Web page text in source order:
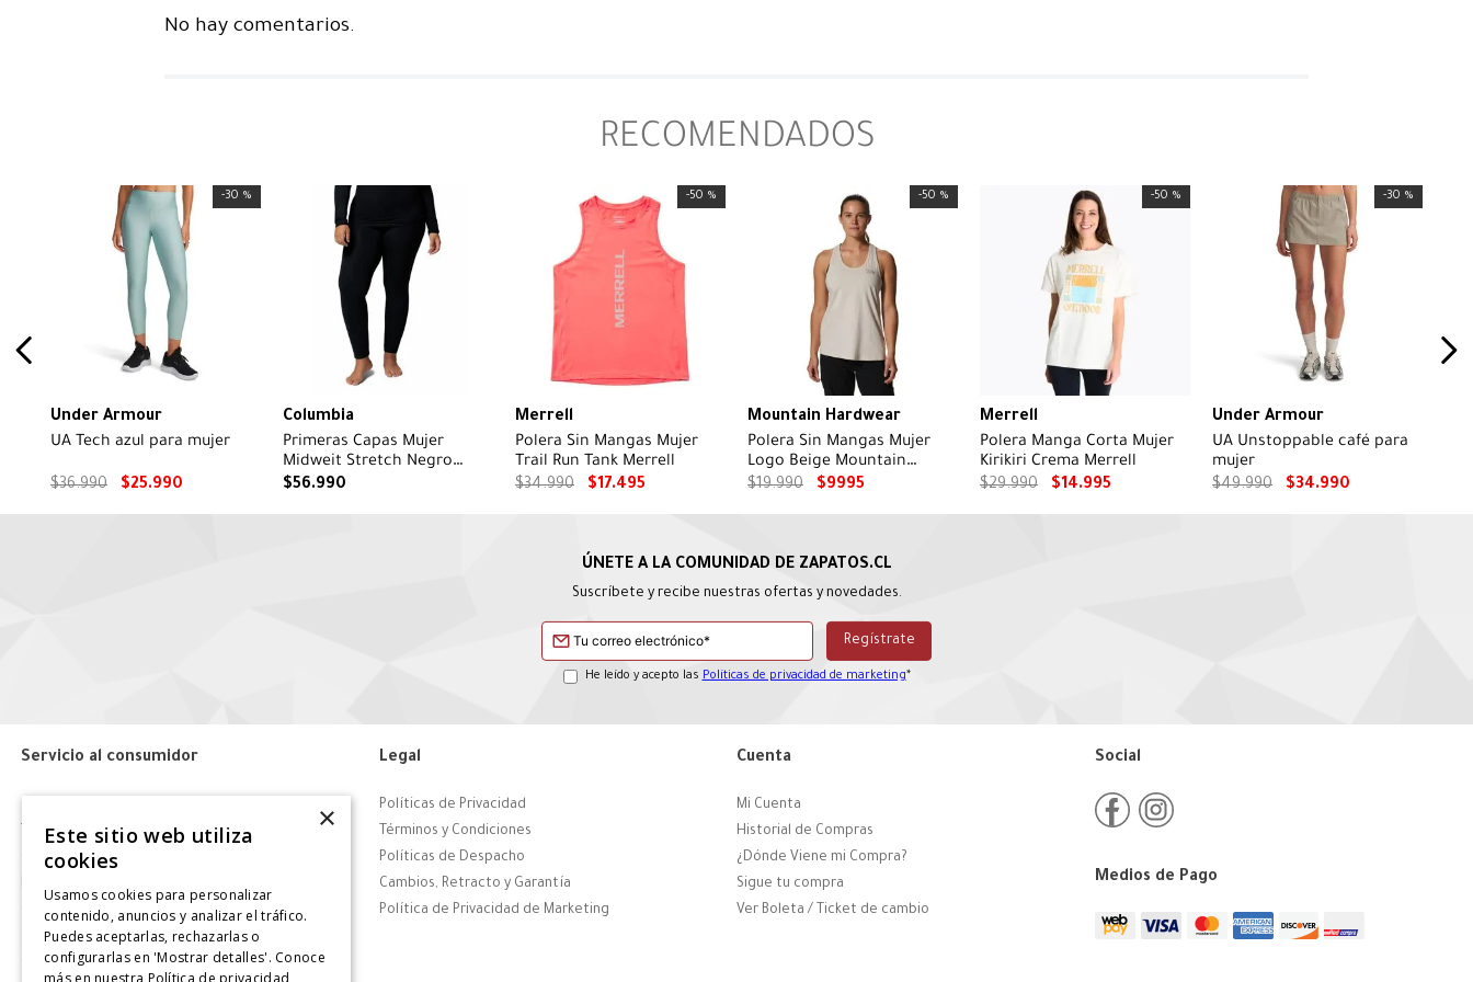
No hay comentarios.
RECOMENDADOS
-30 %
Under Armour
UA Tech azul para mujer
$36.990 $25.990
Columbia
Primeras Capas Mujer
Midweit Stretch Negro
Columbia
$56.990
-50 %
Merrell
Polera Sin Mangas Mujer
Trail Run Tank Merrell
$34.990 $17.495
-50 %
Mountain Hardwear
Polera Sin Mangas Mujer
Logo Beige Mountain
Hardwear
$19.990 $9995
-50 %
Merrell
Polera Manga Corta Mujer
Kirikiri Crema Merrell
$29.990 $14.995
-30 %
Under Armour
UA Unstoppable café para
mujer
$49.990 $34.990
Suscríbete y recibe nuestras ofertas y novedades.
He leído y acepto las Políticas de privacidad de marketing*
Servicio al consumidor
Tiendas
Contáctanos
Giftcard
Solicitar Factura
CyberDay
Legal
Políticas de Privacidad
Términos y Condiciones
Políticas de Despacho
Cambios, Retracto y Garantía
Política de Privacidad de Marketing
Cuenta
Mi Cuenta
Historial de Compras
¿Dónde Viene mi Compra?
Sigue tu compra
Ver Boleta / Ticket de cambio
Social
Medios de Pago
×
Este sitio web utiliza
cookies
Usamos cookies para personalizar
contenido, anuncios y analizar el tráfico.
Puedes aceptarlas, rechazarlas o
configurarlas en 'Mostrar detalles'. Conoce
más en nuestra Política de privacidad